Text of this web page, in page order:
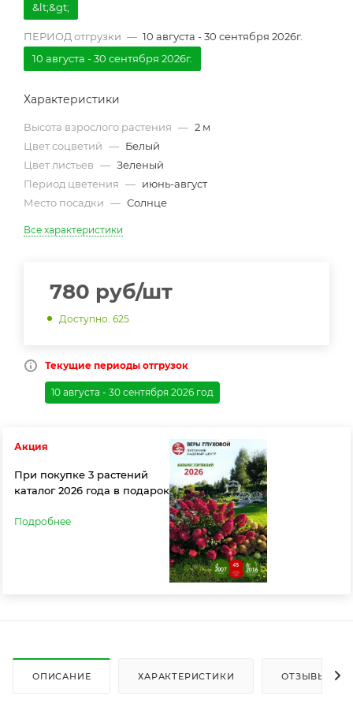
&lt;&gt;
ПЕРИОД отгрузки — 10 августа - 30 сентября 2026г.
10 августа - 30 сентября 2026г.
Характеристики
Высота взрослого растения — 2 м
Цвет соцветий — Белый
Цвет листьев — Зеленый
Период цветения — июнь-август
Место посадки — Солнце
Все характеристики
780 руб/шт
Доступно: 625
Текущие периоды отгрузок
10 августа - 30 сентября 2026 год
Акция
При покупке 3 растений
каталог 2026 года в подарок
Подробнее
ОПИСАНИЕ ХАРАКТЕРИСТИКИ ОТЗЫВЫ